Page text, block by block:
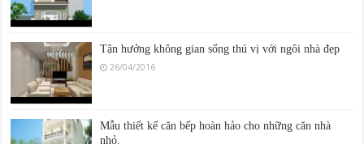
Tận hưởng không gian sống thú vị với ngôi nhà đẹp
Mẫu thiết kế căn bếp hoàn hảo cho những căn nhà
nhỏ.